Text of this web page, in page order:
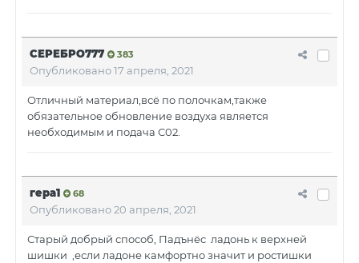
СЕРЕБРО777 383
Опубликовано17 апреля, 2021
Отличный материал,всё по полочкам,также
обязательное обновление воздуха является
необходимым и подача С02.
гера1 68
Опубликовано20 апреля, 2021
Старый добрый способ, Падънёс ладонь к верхней
шишки ,если ладоне камфортно значит и ростишки